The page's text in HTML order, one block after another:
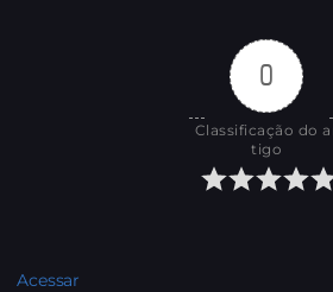
0
Classificação do
tigo
Acessar